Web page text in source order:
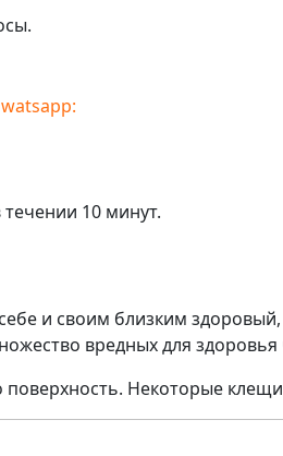
10 минут.
и своим близким
вредных для
Некоторые